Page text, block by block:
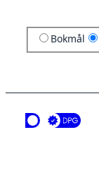
Bokmål